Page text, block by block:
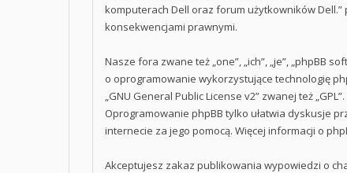
komputerach Dell oraz forum użytkowników
konsekwencjami prawnymi.
Nasze fora zwane też „one”, „ich”, „je”, „phpBB
o oprogramowanie wykorzystujące technologię
„GNU General Public License v2” zwanej też
Oprogramowanie phpBB tylko ułatwia dyskusje
internecie za jego pomocą. Więcej informacji o
Akceptujesz zakaz publikowania wypowiedzi o